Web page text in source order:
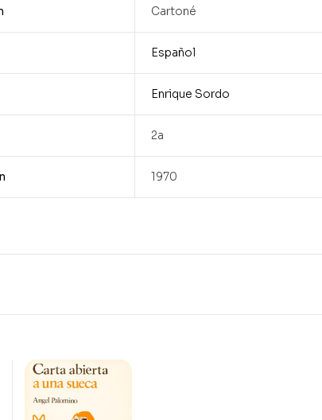
Cartoné
Español
Enrique Sordo
2a
1970